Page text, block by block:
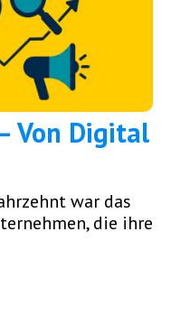
Von Digital
war das
die ihre